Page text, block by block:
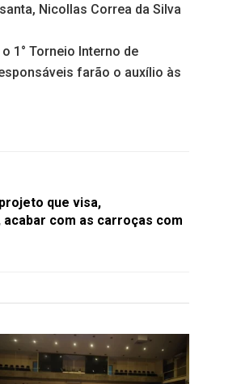
Nicollas Correa da Silva
1° Torneio Interno de
farão o auxílio às
que visa,
com as carroças com